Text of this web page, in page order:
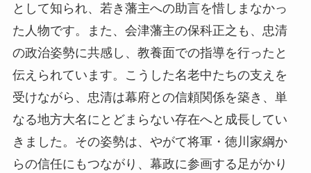
として知られ、若き藩主への助言を惜しまなかっ
た人物です。また、会津藩主の保科正之も、忠清
の政治姿勢に共感し、教養面での指導を行ったと
伝えられています。こうした名老中たちの支えを
受けながら、忠清は幕府との信頼関係を築き、単
なる地方大名にとどまらない存在へと成長してい
きました。その姿勢は、やがて将軍・徳川家綱か
らの信任にもつながり、幕政に参画する足がかり